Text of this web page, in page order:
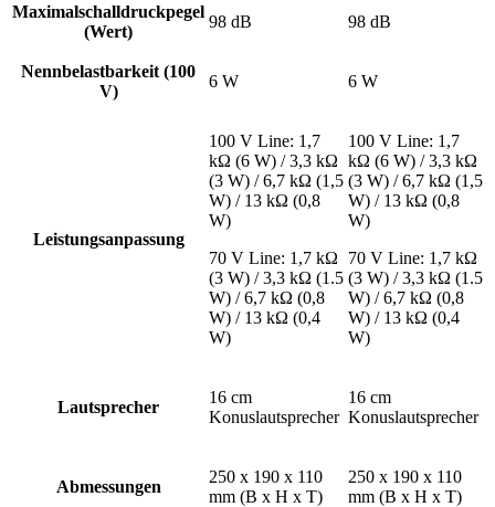
Maximalschalldruckpegel
(Wert)
98 dB 98 dB
Nennbelastbarkeit (100
V)
6 W 6 W
Leistungsanpassung
100 V Line: 1,7
kΩ (6 W) / 3,3 kΩ
(3 W) / 6,7 kΩ (1,5
W) / 13 kΩ (0,8
W)
70 V Line: 1,7 kΩ
(3 W) / 3,3 kΩ (1.5
W) / 6,7 kΩ (0,8
W) / 13 kΩ (0,4
W)
100 V Line: 1,7
kΩ (6 W) / 3,3 kΩ
(3 W) / 6,7 kΩ (1,5
W) / 13 kΩ (0,8
W)
70 V Line: 1,7 kΩ
(3 W) / 3,3 kΩ (1.5
W) / 6,7 kΩ (0,8
W) / 13 kΩ (0,4
W)
Lautsprecher
16 cm
Konuslautsprecher
16 cm
Konuslautsprecher
Abmessungen
250 x 190 x 110
mm (B x H x T)
250 x 190 x 110
mm (B x H x T)